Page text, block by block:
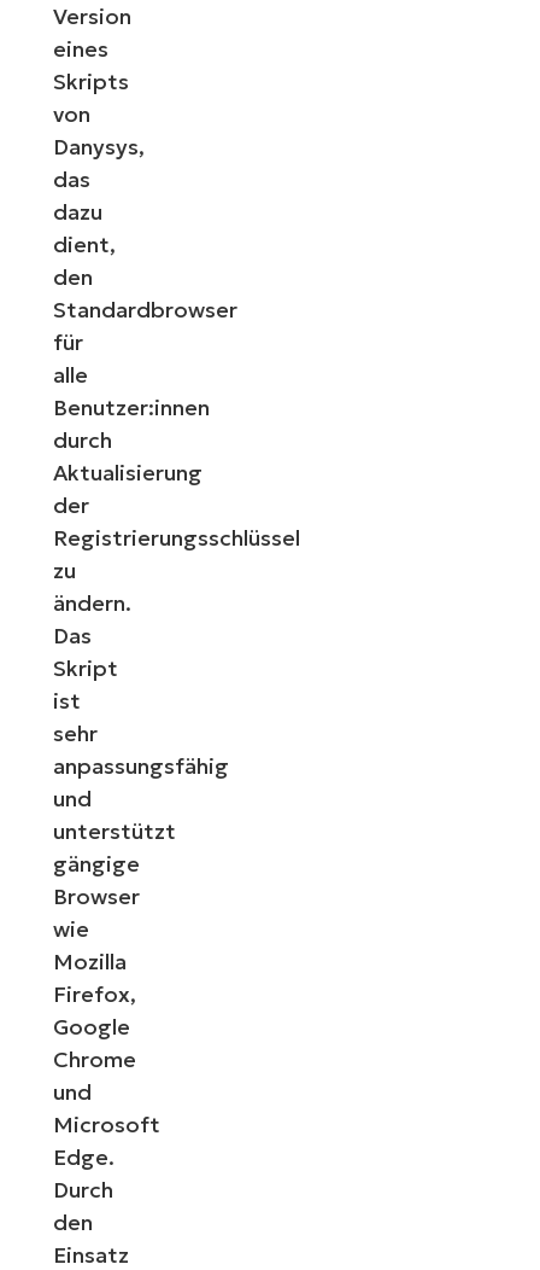
Version
eines
Skripts
von
Danysys,
das
dazu
dient,
den
Standardbrowser
für
alle
Benutzer:innen
durch
Aktualisierung
der
Registrierungsschlüssel
zu
ändern.
Das
Skript
ist
sehr
anpassungsfähig
und
unterstützt
gängige
Browser
wie
Mozilla
Firefox,
Google
Chrome
und
Microsoft
Edge.
Durch
den
Einsatz